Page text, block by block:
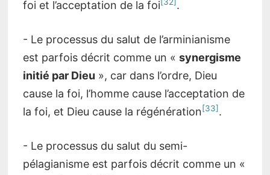
foi et l’acceptation de la foi [32] .
- Le processus du salut de l’arminianisme
est parfois décrit comme un « synergisme
initié par Dieu », car dans l’ordre, Dieu
cause la foi, l’homme cause l’acceptation de
la foi, et Dieu cause la régénération[33].
- Le processus du salut du semi-
pélagianisme est parfois décrit comme un «